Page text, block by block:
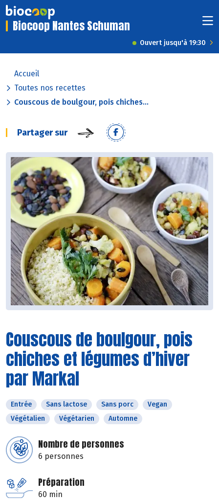
Biocoop Nantes Schuman
Ouvert jusqu'à 19:30
Accueil
Toutes nos recettes
Couscous de boulgour, pois chiches...
Partager sur
Couscous de boulgour, pois
chiches et légumes d’hiver
par Markal
Entrée Sans lactose Sans porc
Vegan
Végétalien
Végétarien Automne
Nombre de personnes
6 personnes
Préparation
60 min